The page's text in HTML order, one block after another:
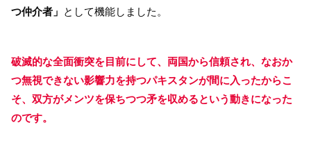
つ仲介者」 として機能しました。
破滅的な全面衝突を目前にして、両国から信頼され、なおか
つ無視できない影響力を持つパキスタンが間に入ったからこ
そ、双方がメンツを保ちつつ矛を収めるという動きになった
のです。